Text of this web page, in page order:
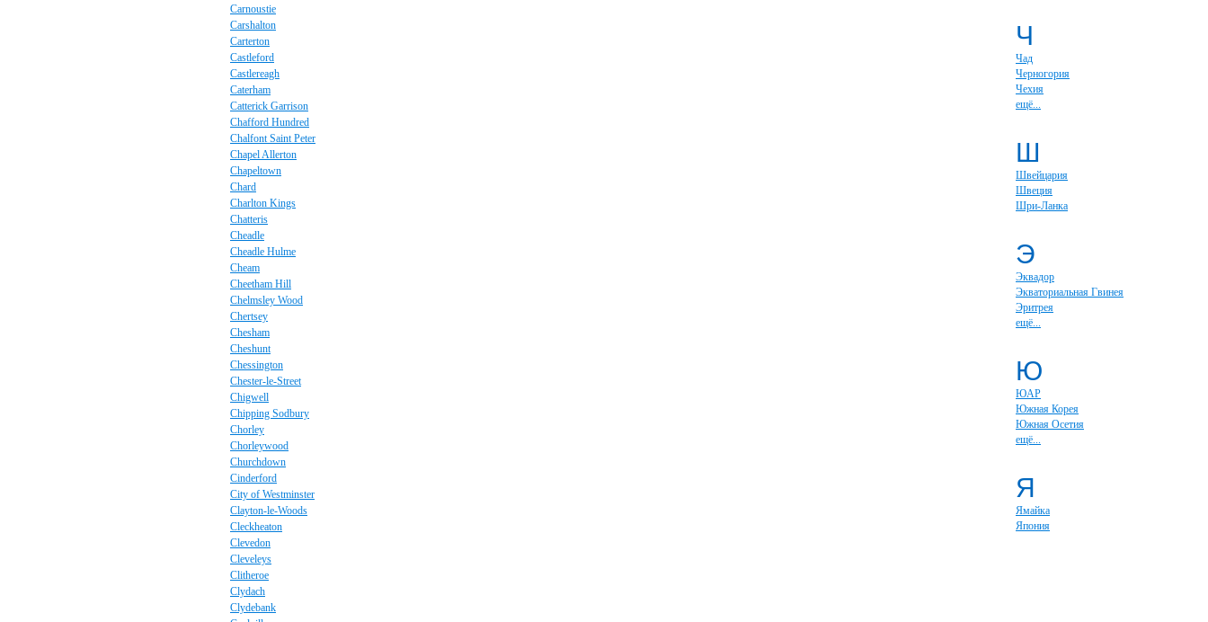
Carnoustie
Carshalton
Carterton
Castleford
Castlereagh
Caterham
Catterick Garrison
Chafford Hundred
Chalfont Saint Peter
Chapel Allerton
Chapeltown
Chard
Charlton Kings
Chatteris
Cheadle
Cheadle Hulme
Cheam
Cheetham Hill
Chelmsley Wood
Chertsey
Chesham
Cheshunt
Chessington
Chester-le-Street
Chigwell
Chipping Sodbury
Chorley
Chorleywood
Churchdown
Cinderford
City of Westminster
Clayton-le-Woods
Cleckheaton
Clevedon
Cleveleys
Clitheroe
Clydach
Clydebank
Ч
Чад
Черногория
Чехия
ещё...
Ш
Швейцария
Швеция
Шри-Ланка
Э
Эквадор
Экваториальная Гвинея
Эритрея
ещё...
Ю
ЮАР
Южная Корея
Южная Осетия
ещё...
Я
Ямайка
Япония